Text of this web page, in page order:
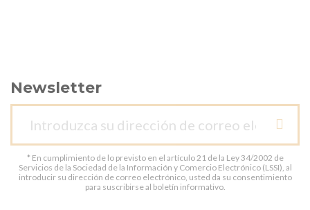
Newsletter
* En cumplimiento de lo previsto en el artículo 21 de la Ley 34/2002 de
Servicios de la Sociedad de la Información y Comercio Electrónico (LSSI), al
introducir su dirección de correo electrónico, usted da su consentimiento
para suscribirse al boletín informativo.